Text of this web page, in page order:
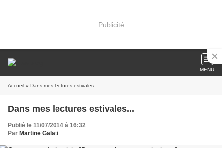
Publicité
MENU
Accueil » Dans mes lectures estivales...
Dans mes lectures estivales...
Publié le 11/07/2014 à 16:32
Par Martine Galati